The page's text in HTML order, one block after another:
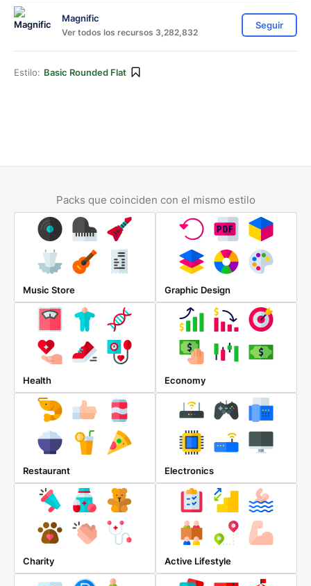
Magnific
Ver todos los recursos 3,282,832
Seguir
Estilo: Basic Rounded Flat
Packs que coinciden con el mismo estilo
Music Store Graphic Design
Health Economy
Restaurant Electronics
Charity Active Lifestyle